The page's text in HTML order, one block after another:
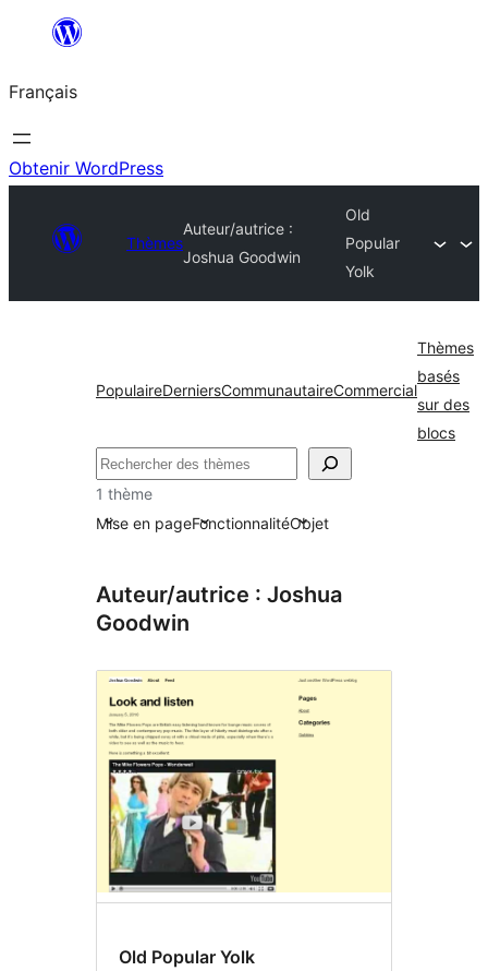
contenu
Français
Obtenir WordPress
Thèmes
Auteur/autrice :
Joshua Goodwin
Old
Popular
Yolk
PopulaireDerniersCommunautaireCommercial
Thèmes
basés
sur des
blocs
Rechercher
1 thème
Mise en pageFonctionnalitéObjet
Auteur/autrice : Joshua
Goodwin
Old Popular Yolk